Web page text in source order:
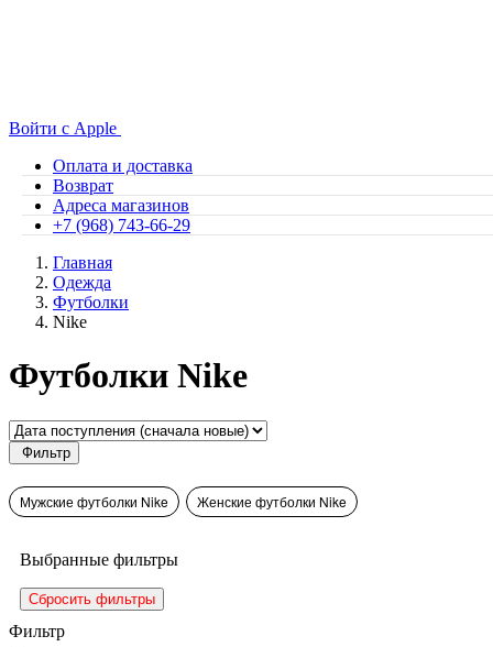
Войти с Apple
Оплата и доставка
Возврат
Адреса магазинов
+7 (968) 743-66-29
Главная
Одежда
Футболки
Nike
Футболки Nike
Фильтр
Мужские футболки Nike Женские футболки Nike
Выбранные фильтры
Сбросить фильтры
Фильтр